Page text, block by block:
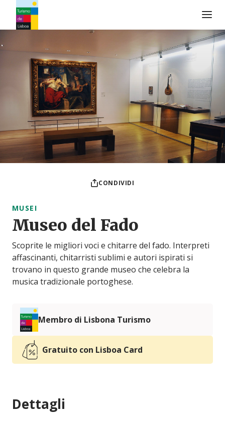
Logo di Turismo de Lisboa
CONDIVIDI
MUSEI
Museo del Fado
Scoprite le migliori voci e chitarre del fado. Interpreti
affascinanti, chitarristi sublimi e autori ispirati si
trovano in questo grande museo che celebra la
musica tradizionale portoghese.
Membro di Lisbona Turismo
Gratuito con Lisboa Card
Dettagli